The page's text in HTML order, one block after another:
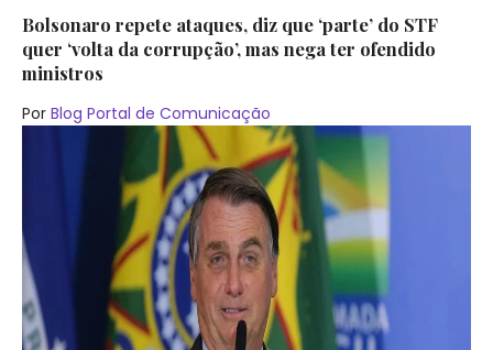
Bolsonaro repete ataques, diz que ‘parte’ do STF
quer ‘volta da corrupção’, mas nega ter ofendido
ministros
Por Blog Portal de Comunicação